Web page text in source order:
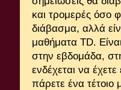
και τρομερές όσο
διάβασμα, αλλά
μαθήματα TD.
στην εβδομάδα,
ενδέχεται να
πάρετε ένα